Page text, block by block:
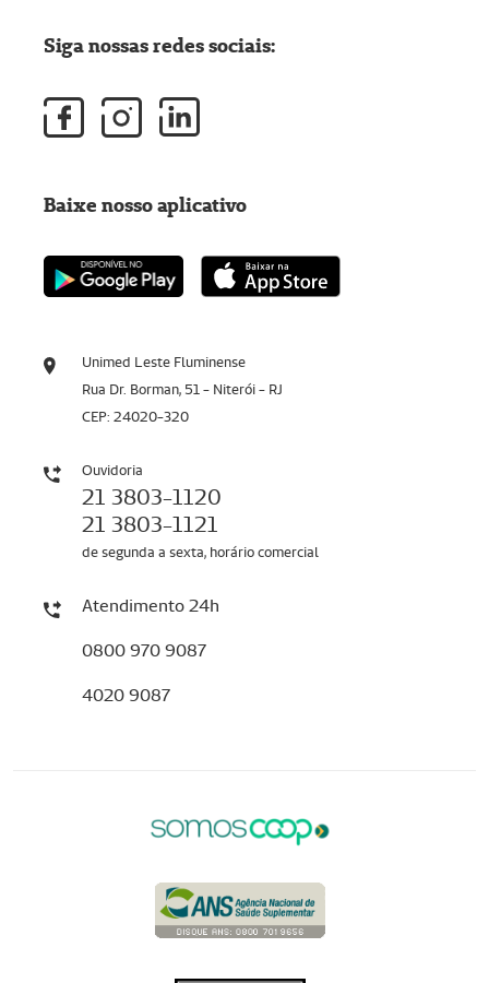
Unimed Leste Fluminense
Rua Dr. Borman, 51 - Niterói - RJ
CEP: 24020-320
Ouvidoria
21 3803-1120
21 3803-1121
de segunda a sexta, horário comercial
Atendimento 24h
0800 970 9087
4020 9087
Siga nossas redes sociais:
Baixe nosso aplicativo